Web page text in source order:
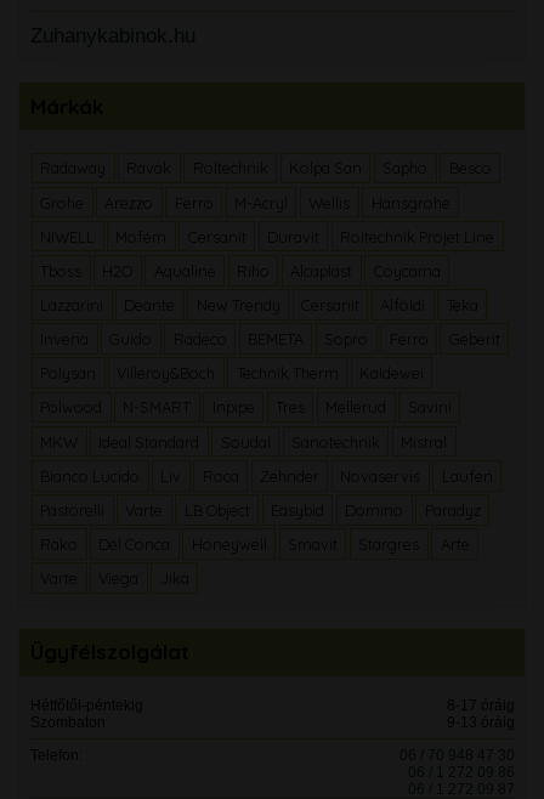
Zuhanykabinok.hu
Roltechnik Kolpa San
Besco
Grohe
Arezzo Ferro M-Acryl Wellis
Hansgrohe
Mofém Cersanit Duravit
Roltechnik Projet Line
Tboss
H2O Aqualine Alcaplast
Deante New Trendy Cersanit Alföldi
Teka
Invena
Radeco BEMETA Ferro
Geberit
Villeroy&Boch Technik Therm
Kaldewei
N-SMART Inpipe Tres Mellerud
MKW
Ideal Standard Sanotechnik
Mistral
Bianco Lucido
Zehnder Novaservis
Laufen
Pastorelli
Varte LB Object
Del Conca Honeywell Smavit Stargres
Arte
Varte
Viega
Hétfőtől-péntekig
8-17 óráig
Szombaton
9-13 óráig
Telefon:
06 / 70 948 47 30
06 / 1 272 09 86
06 / 1 272 09 87